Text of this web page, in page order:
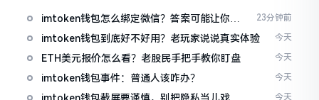
imtoken钱包怎么绑定微信？答案可能让你失
望
23分钟前
imtoken钱包到底好不好用？老玩家说说真实体验 今天
ETH美元报价怎么看？老股民手把手教你盯盘 今天
imtoken钱包事件：普通人该咋办？ 今天
今天